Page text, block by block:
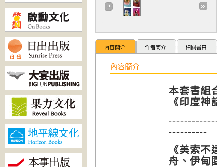
內容簡介 作者簡介 相關書目
內容簡介
本套書組
《印度
----------
《美索
舟、伊甸